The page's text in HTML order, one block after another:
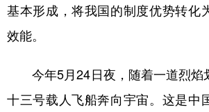
基本形成，将我国的制度优势转化
效能。
今年5月24日夜，随着一道烈焰
十三号载人飞船奔向宇宙。这是中